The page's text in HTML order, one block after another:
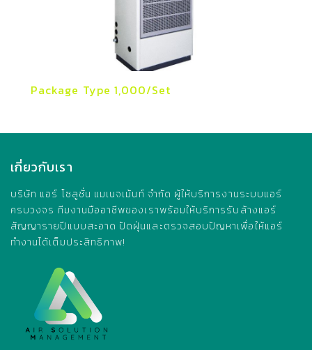
Package Type 1,000/Set
เกี่ยวกับเรา
บริษัท แอร์ โซลูชั่น แมเนจเม้นท์ จำกัด ผู้ให้บริการงานระบบแอร์
ครบวงจร ทีมงานมืออาชีพของเราพร้อมให้บริการรับล้างแอร์
สัญญารายปีแบบสะอาด ปัดฝุ่นและตรวจสอบปัญหาเพื่อให้แอร์
ทำงานได้เต็มประสิทธิภาพ!